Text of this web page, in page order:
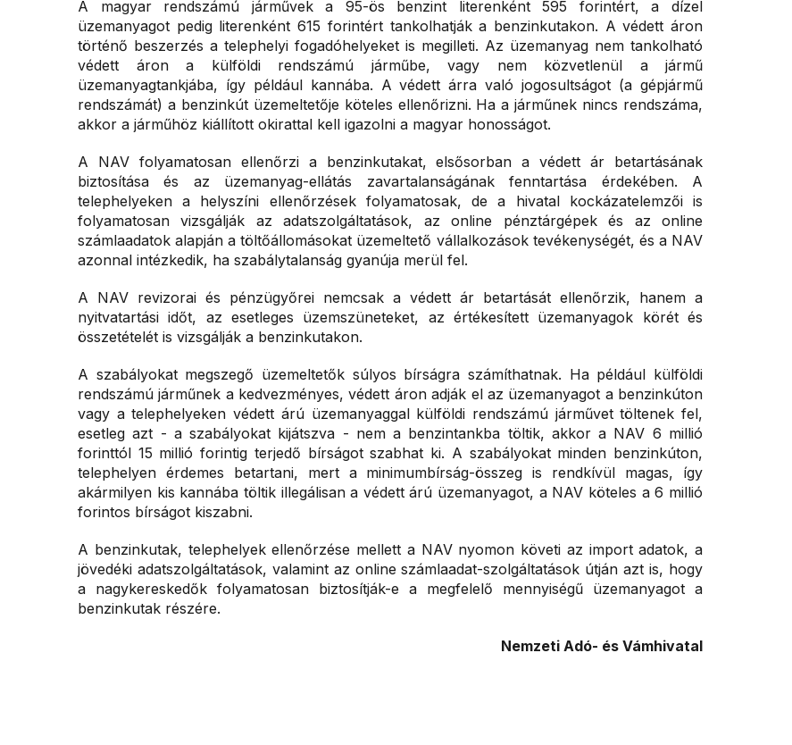
A magyar rendszámú járművek a 95-ös benzint literenként 595 forintért, a dízel
üzemanyagot pedig literenként 615 forintért tankolhatják a benzinkutakon. A védett áron
történő beszerzés a telephelyi fogadóhelyeket is megilleti. Az üzemanyag nem tankolható
védett áron a külföldi rendszámú járműbe, vagy nem közvetlenül a jármű
üzemanyagtankjába, így például kannába. A védett árra való jogosultságot (a gépjármű
rendszámát) a benzinkút üzemeltetője köteles ellenőrizni. Ha a járműnek nincs rendszáma,
akkor a járműhöz kiállított okirattal kell igazolni a magyar honosságot.
A NAV folyamatosan ellenőrzi a benzinkutakat, elsősorban a védett ár betartásának
biztosítása és az üzemanyag-ellátás zavartalanságának fenntartása érdekében. A
telephelyeken a helyszíni ellenőrzések folyamatosak, de a hivatal kockázatelemzői is
folyamatosan vizsgálják az adatszolgáltatások, az online pénztárgépek és az online
számlaadatok alapján a töltőállomásokat üzemeltető vállalkozások tevékenységét, és a NAV
azonnal intézkedik, ha szabálytalanság gyanúja merül fel.
A NAV revizorai és pénzügyőrei nemcsak a védett ár betartását ellenőrzik, hanem a
nyitvatartási időt, az esetleges üzemszüneteket, az értékesített üzemanyagok körét és
összetételét is vizsgálják a benzinkutakon.
A szabályokat megszegő üzemeltetők súlyos bírságra számíthatnak. Ha például külföldi
rendszámú járműnek a kedvezményes, védett áron adják el az üzemanyagot a benzinkúton
vagy a telephelyeken védett árú üzemanyaggal külföldi rendszámú járművet töltenek fel,
esetleg azt - a szabályokat kijátszva - nem a benzintankba töltik, akkor a NAV 6 millió
forinttól 15 millió forintig terjedő bírságot szabhat ki. A szabályokat minden benzinkúton,
telephelyen érdemes betartani, mert a minimumbírság-összeg is rendkívül magas, így
akármilyen kis kannába töltik illegálisan a védett árú üzemanyagot, a NAV köteles a 6 millió
forintos bírságot kiszabni.
A benzinkutak, telephelyek ellenőrzése mellett a NAV nyomon követi az import adatok, a
jövedéki adatszolgáltatások, valamint az online számlaadat-szolgáltatások útján azt is, hogy
a nagykereskedők folyamatosan biztosítják-e a megfelelő mennyiségű üzemanyagot a
benzinkutak részére.
Nemzeti Adó- és Vámhivatal